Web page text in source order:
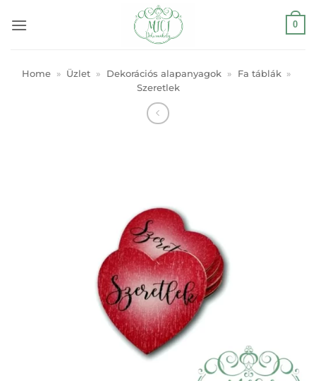
0
Home » Üzlet » Dekorációs alapanyagok » Fa táblák »
Szeretlek